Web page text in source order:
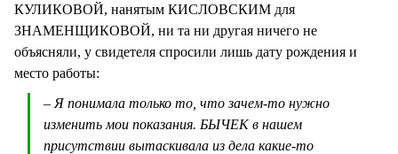
КУЛИКОВОЙ, нанятым КИСЛОВСКИМ для
ЗНАМЕНЩИКОВОЙ, ни та ни другая ничего не
объясняли, у свидетеля спросили лишь дату рождения и
место работы:
– Я понимала только то, что зачем-то нужно
изменить мои показания. БЫЧЕК в нашем
присутствии вытаскивала из дела какие-то